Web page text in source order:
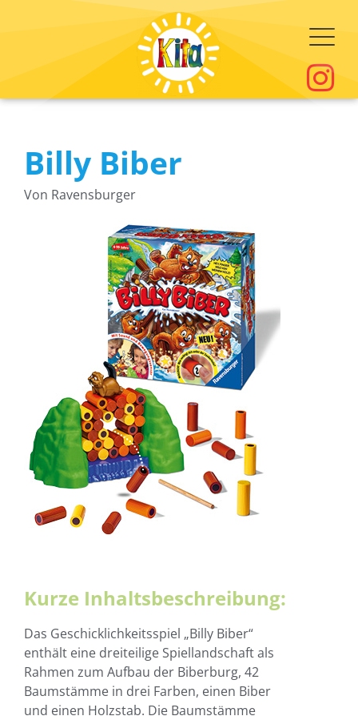
Billy Biber
Von Ravensburger
Kurze Inhaltsbeschreibung:
Das Geschicklichkeitsspiel „Billy Biber“
enthält eine dreiteilige Spiellandschaft als
Rahmen zum Aufbau der Biberburg, 42
Baumstämme in drei Farben, einen Biber
und einen Holzstab. Die Baumstämme